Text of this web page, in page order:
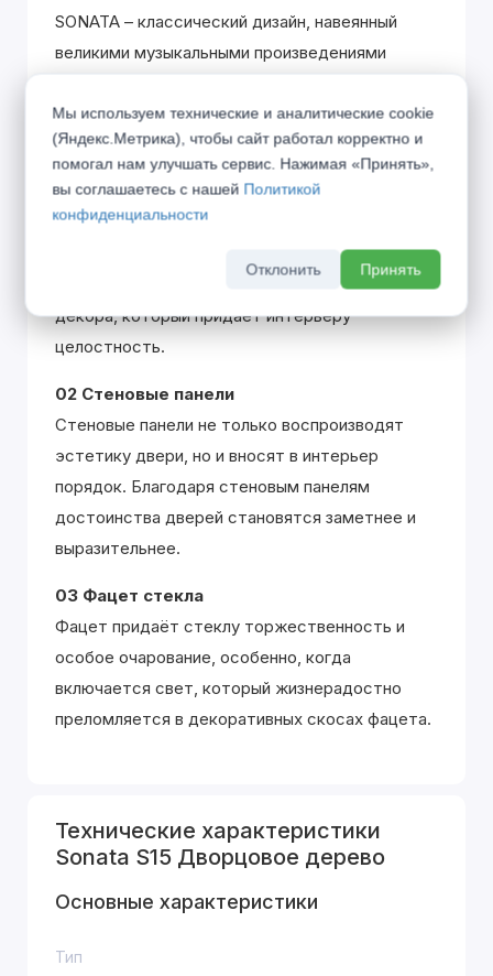
SONATA – классический дизайн, навеянный
великими музыкальными произведениями
похож на распределение партий в оркестре,
где только гармоничное звучание всех
участников создаёт единую законченную
эстетику.
Плинтус является полноценным элементом
декора, который придаёт интерьеру
целостность.
02 Стеновые панели
Стеновые панели не только воспроизводят
эстетику двери, но и вносят в интерьер
порядок. Благодаря стеновым панелям
достоинства дверей становятся заметнее и
выразительнее.
03 Фацет стекла
Фацет придаёт стеклу торжественность и
особое очарование, особенно, когда
включается свет, который жизнерадостно
преломляется в декоративных скосах фацета.
Технические характеристики
Sonata S15 Дворцовое дерево
Основные характеристики
Тип
Мы используем технические и аналитические cookie
(Яндекс.Метрика), чтобы сайт работал корректно и
помогал нам улучшать сервис. Нажимая «Принять»,
вы соглашаетесь с нашей Политикой
конфиденциальности
Отклонить Принять